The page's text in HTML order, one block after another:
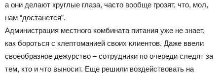
а они делают круглые глаза, часто вообще грозят, что, мол,
нам “достанется”.
Администрация местного комбината питания уже не знает,
как бороться с клептоманией своих клиентов. Даже ввели
своеобразное дежурство – сотрудники по очереди следят за
тем, кто и что выносит. Еще решили воздействовать на